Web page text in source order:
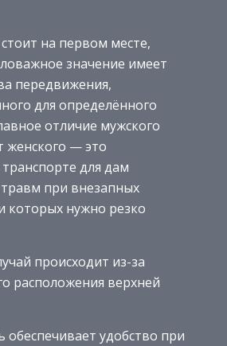
на первом месте,
значение имеет
передвижения,
для определённого
отличие мужского
женского — это
для дам
при внезапных
которых нужно резко
происходит из-за
расположения верхней
обеспечивает удобство при